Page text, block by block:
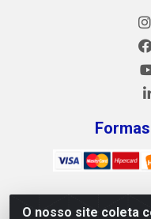
O nosso site coleta